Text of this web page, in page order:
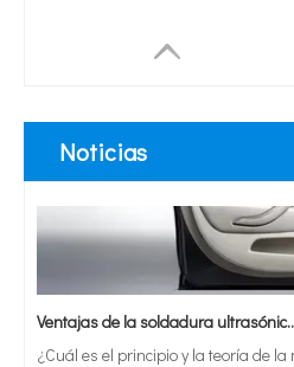
Noticias
Ventajas de la soldadura
¿Cuál es el principio y la teoría de